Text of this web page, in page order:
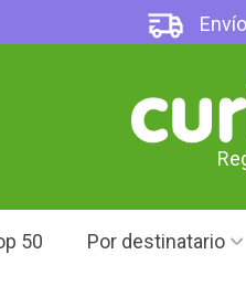
50 Por destinatario